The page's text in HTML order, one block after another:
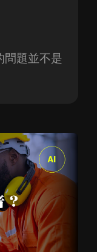
問題並不是